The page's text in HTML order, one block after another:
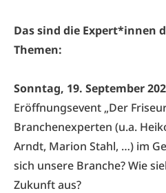
Das sind die Expert*innen
Themen:
Sonntag, 19. September
Eröffnungsevent „Der
Branchenexperten (u.a.
Arndt, Marion Stahl, …) im
sich unsere Branche? Wie
Zukunft aus?